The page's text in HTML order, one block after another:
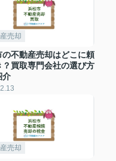
売却
の不動産売却はどこに頼
？買取専門会社の選び方
介
売却